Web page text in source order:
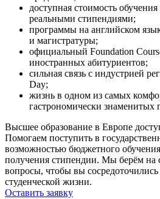
доступная стоимость
реальными стипендиями;
программы на английском
и магистратуры;
официальный Foundation
иностранных абитуриентов;
сильная связь с индустрией
Day;
жизнь в одном из самых
гастрономически знаменитых
Высшее образование в Европе
Помогаем поступить в
возможностью бюджетного
получения стипендии. Мы берём на
вопросы, чтобы вы сосредоточились
студенческой жизни.
Оставить заявку